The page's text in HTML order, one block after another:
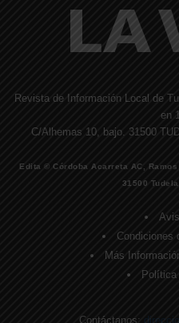
Revista de Información Local de
en
C/Alhemas 10, bajo. 31500
Edita © Córdoba Acarreta AC, Ramos
31500
Condiciones
Más
Política
Contáctanos: